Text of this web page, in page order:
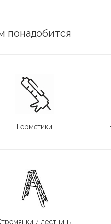
понадобится
Герметики
и лестницы